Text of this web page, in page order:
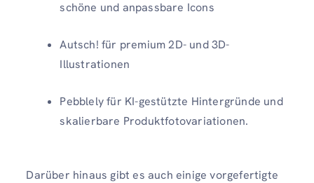
schöne und anpassbare Icons
Autsch! für premium 2D- und 3D-
Illustrationen
Pebblely für KI-gestützte Hintergründe und
skalierbare Produktfotovariationen.
Darüber hinaus gibt es auch einige vorgefertigte